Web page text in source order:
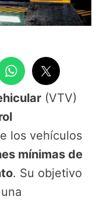
(VTV)
los vehículos
mínimas de
. Su objetivo